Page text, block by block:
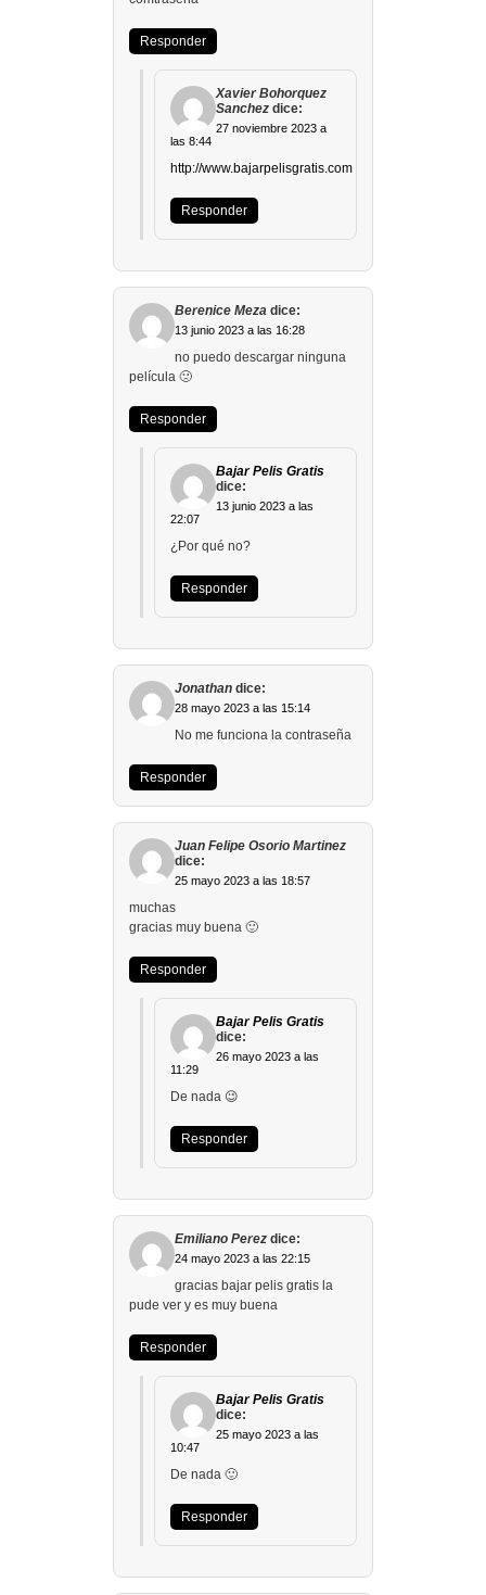
Responder
Xavier Bohorquez
Sanchez dice:
27 noviembre 2023 a
las 8:44
http://www.bajarpelisgratis.com
Responder
Berenice Meza dice:
13 junio 2023 a las 16:28
no puedo descargar ninguna
película 🙁
Responder
Bajar Pelis Gratis
dice:
13 junio 2023 a las
22:07
¿Por qué no?
Responder
Jonathan dice:
28 mayo 2023 a las 15:14
No me funciona la contraseña
Responder
Juan Felipe Osorio Martinez
dice:
25 mayo 2023 a las 18:57
muchas
gracias muy buena 🙂
Responder
Bajar Pelis Gratis
dice:
26 mayo 2023 a las
11:29
De nada 😉
Responder
Emiliano Perez dice:
24 mayo 2023 a las 22:15
gracias bajar pelis gratis la
pude ver y es muy buena
Responder
Bajar Pelis Gratis
dice:
25 mayo 2023 a las
10:47
De nada 🙂
Responder